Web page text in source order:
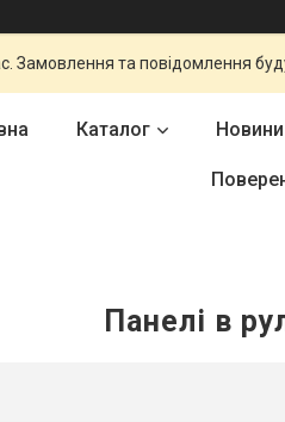
Замовлення та повідомлення
Каталог Новини
Панелі в